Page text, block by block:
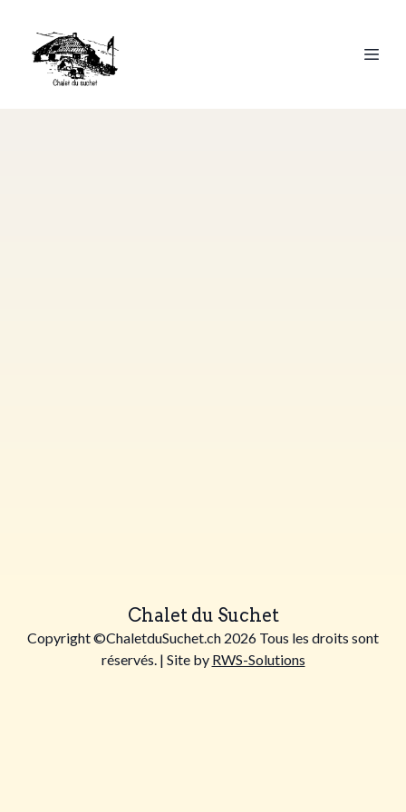
Chalet du Suchet
Copyright ©ChaletduSuchet.ch 2026 Tous les droits sont
réservés. | Site by RWS-Solutions